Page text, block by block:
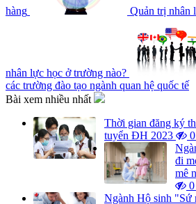
hàng Quản trị nhân
nhân lực học ở trường nào?
các trường đào tạo ngành quan hệ quốc tế
Bài xem nhiều nhất
Thời gian đăng ký
tuyển ĐH 2023
đi
mê
Ngành Hộ sinh "Sứ